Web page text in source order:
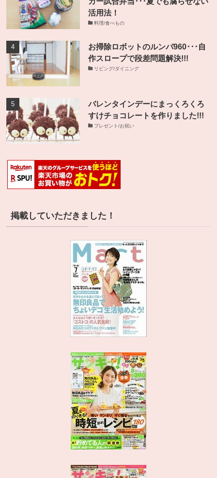
活用法！
料理/食べもの
お掃除ロボットのルンバ960･･･自
作スロープで段差問題解決!!!
リビング/ダイニング
バレンタインデーにまっくろくろ
すけチョコレートを作りました!!!
プレゼント/お祝い
掲載していただきました！